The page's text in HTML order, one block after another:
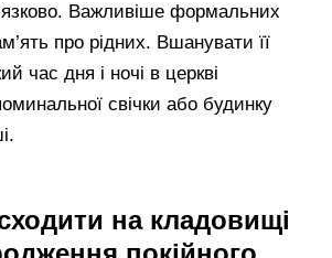
Важливіше формальних
про рідних. Вшанувати її
час дня і ночі в церкві
свічки або будинку
на кладовищі